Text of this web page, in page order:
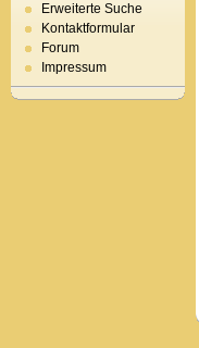
Erweiterte Suche
Kontaktformular
Forum
Impressum